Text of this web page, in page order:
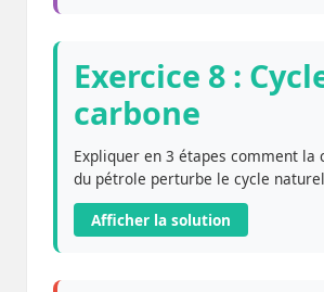
Exercice 8 :
carbone
Expliquer en 3 étapes comment la
du pétrole perturbe le cycle
Afficher la solution